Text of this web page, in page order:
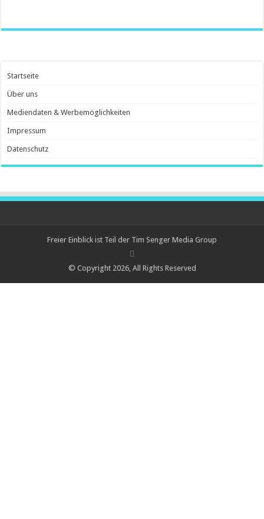
Startseite
Über uns
Mediendaten & Werbemöglichkeiten
Impressum
Datenschutz
Freier Einblick ist Teil der Tim Senger Media Group
© Copyright 2026, All Rights Reserved